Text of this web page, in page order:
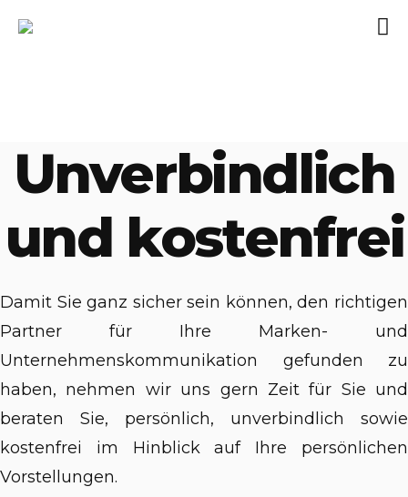
Unverbindlich
und kostenfrei
Damit Sie ganz sicher sein können, den richtigen
Partner für Ihre Marken- und
Unternehmenskommunikation gefunden zu
haben, nehmen wir uns gern Zeit für Sie und
beraten Sie, persönlich, unverbindlich sowie
kostenfrei im Hinblick auf Ihre persönlichen
Vorstellungen.